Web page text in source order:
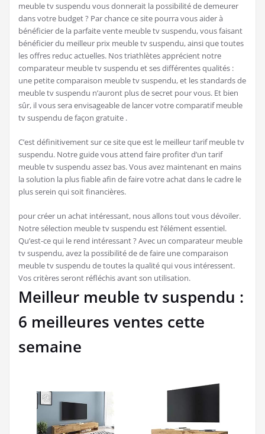
meuble tv suspendu vous donnerait la possibilité de demeurer
dans votre budget ? Par chance ce site pourra vous aider à
bénéficier de la parfaite vente meuble tv suspendu, vous faisant
bénéficier du meilleur prix meuble tv suspendu, ainsi que toutes
les offres reduc actuelles. Nos triathlètes apprécient notre
comparateur meuble tv suspendu et ses différentes qualités :
une petite comparaison meuble tv suspendu, et les standards de
meuble tv suspendu n’auront plus de secret pour vous. Et bien
sûr, il vous sera envisageable de lancer votre comparatif meuble
tv suspendu de façon gratuite .
C’est définitivement sur ce site que est le meilleur tarif meuble tv
suspendu. Notre guide vous attend faire profiter d’un tarif
meuble tv suspendu assez bas. Vous avez maintenant en mains
la solution la plus fiable afin de faire votre achat dans le cadre le
plus serein qui soit financières.
pour créer un achat intéressant, nous allons tout vous dévoiler.
Notre sélection meuble tv suspendu est l’élément essentiel.
Qu’est-ce qui le rend intéressant ? Avec un comparateur meuble
tv suspendu, avez la possibilité de de faire une comparaison
meuble tv suspendu de toutes la qualité qui vous intéressent.
Vos critères seront réfléchis avant son utilisation.
Meilleur meuble tv suspendu :
6 meilleures ventes cette
semaine